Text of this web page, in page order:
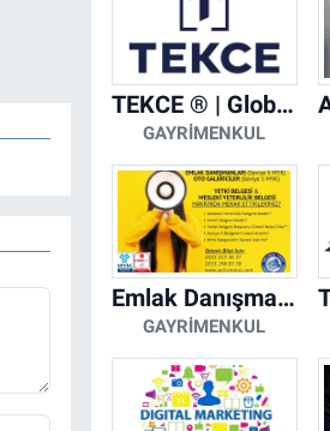
TEKCE ® | Global Gayrimenkul Şirketi
GAYRIMENKUL
Emlak Danışmanı Seviye 5 Mesleki Yeterlilik Belgesi
GAYRIMENKUL